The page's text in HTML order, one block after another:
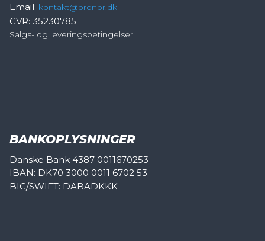
Email: kontakt@pronor.dk
CVR: 35230785
Salgs- og leveringsbetingelser
BANKOPLYSNINGER
Danske Bank 4387 0011670253
IBAN: DK70 3000 0011 6702 53
BIC/SWIFT: DABADKKK